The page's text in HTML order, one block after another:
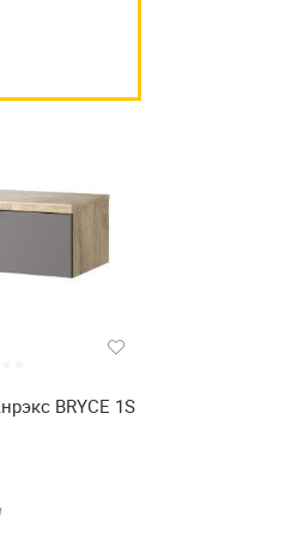
BRYCE 1S